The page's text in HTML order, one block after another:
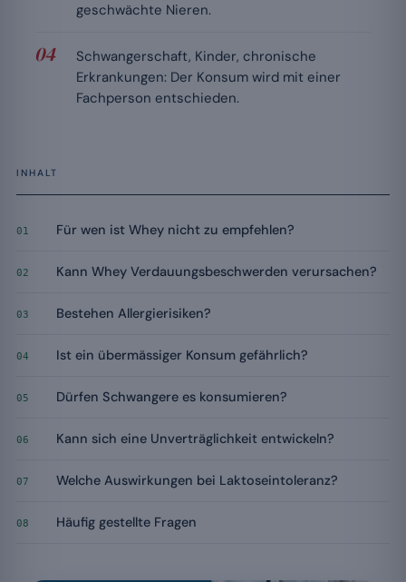
geschwächte Nieren.
Schwangerschaft, Kinder, chronische
Erkrankungen: Der Konsum wird mit einer
Fachperson entschieden.
INHALT
01 Für wen ist Whey nicht zu empfehlen?
02 Kann Whey Verdauungsbeschwerden verursachen?
03 Bestehen Allergierisiken?
04 Ist ein übermässiger Konsum gefährlich?
05 Dürfen Schwangere es konsumieren?
06 Kann sich eine Unverträglichkeit entwickeln?
07 Welche Auswirkungen bei Laktoseintoleranz?
08 Häufig gestellte Fragen